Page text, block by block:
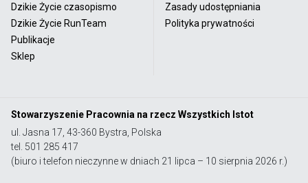
Dzikie Życie czasopismo
Dzikie Życie RunTeam
Publikacje
Sklep
Zasady udostępniania
Polityka prywatności
Stowarzyszenie Pracownia na rzecz Wszystkich Istot
ul. Jasna 17, 43-360 Bystra, Polska
tel. 501 285 417
(biuro i telefon nieczynne w dniach 21 lipca – 10 sierpnia 2026 r.)